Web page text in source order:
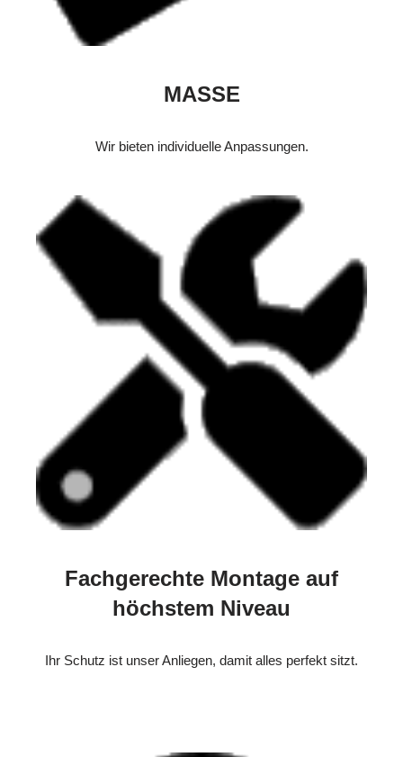
MASSE
Wir bieten individuelle Anpassungen.
Fachgerechte Montage auf
höchstem Niveau
Ihr Schutz ist unser Anliegen, damit alles perfekt sitzt.